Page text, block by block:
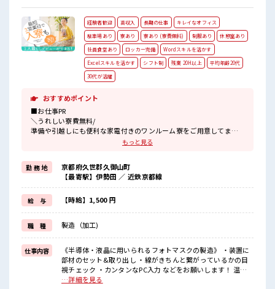
経験者歓迎 高収入 長期の仕事
キレイなオフィス
駐車場あり
寮あり 寮あり (寮費無料) 制服あり
休憩室あり
社員食堂あり
ロッカー完備
Wordスキルを活かす
Excelスキルを活かす
シフト制 残業 20H以上
平均年齢20代
30代が活躍
おすすめポイント
■お仕事PR
＼うれしい寮費無料/
準備や引越しにも便利な家電付きのワンルーム寮をご用意してま
現地までの移動交通費も支給！
なので遠方からお越しの方も安心です♪
＼おすすめポイント/
クリーンルーム内で室内の温度・湿度もキチンと管理されており、
季節に関係なく年間通して働きやすい環境です。
クリーンルームでの作業や、
交替勤務の経験がある方もお待ちしております！
丁寧な研修があるので安心してスタートできますよ♪
■職場の雰囲気
《20代～30代の男性スタッフさん多数カツヤク中》
キレイ&空調完備でカイテキな職場環境☆
もっと見る
勤 務 地
京都府久世郡久御山町
【最寄駅】伊勢田 ／ 近鉄京都線
給 与 【時給】1,500 円
職 種 製造（加工)
仕事内容
《半導体・液晶に用いられるフォトマスクの製造》 ・装置に
部材のセット&取り出し ・線がきちんと繋がっているかの目
視チェック ・カンタンなPC入力 などをお願いします！ 温度
23℃、湿度40～50%のクリーンルームでの作業！ ※寮アリの
…詳細を見る